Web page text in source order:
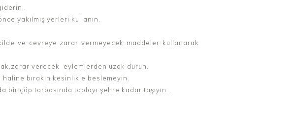
yakılmış yerleri kullanın.
ve cevreye zararvermeyecek maddeler kullanarak
verecek eylemlerden uzak durun.
bırakın kesinlikle beslemeyin.
bir çöp torbasında toplayı şehre kadar taşıyın..